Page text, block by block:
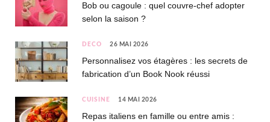
Bob ou cagoule : quel couvre-chef adopter
selon la saison ?
DÉCO 26 MAI 2026
Personnalisez vos étagères : les secrets de
fabrication d’un Book Nook réussi
CUISINE 14 MAI 2026
Repas italiens en famille ou entre amis :